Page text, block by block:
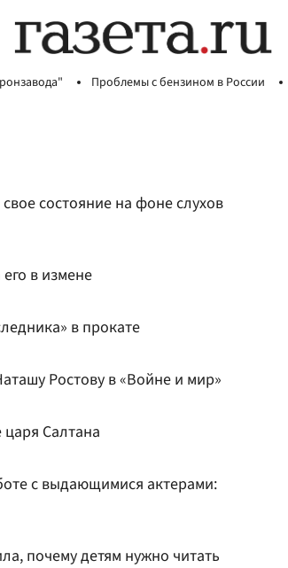
Проблемы с бензином в России
состояние на фоне слухов
в измене
в прокате
Ростову в «Войне и мир»
Салтана
с выдающимися актерами:
почему детям нужно читать